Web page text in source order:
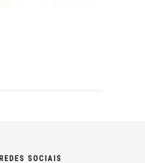
REDES SOCIAIS